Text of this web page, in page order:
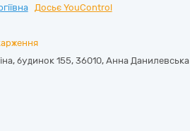
Досьє YouControl
будинок 155, 36010, Анна Данилевська